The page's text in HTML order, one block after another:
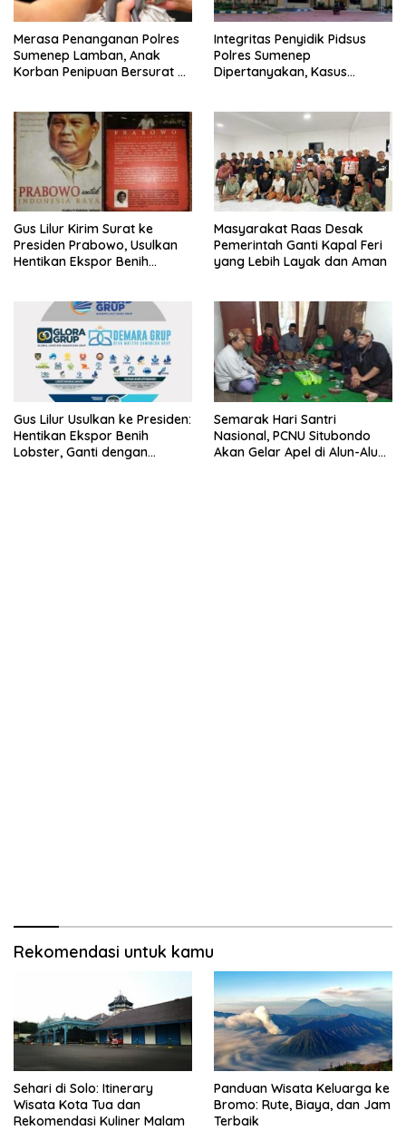
Merasa Penanganan Polres
Sumenep Lamban, Anak
Korban Penipuan Bersurat ke
Integritas Penyidik Pidsus
Polres Sumenep
Dipertanyakan, Kasus
Kepastian
Gus Lilur Kirim Surat ke
Presiden Prabowo, Usulkan
Hentikan Ekspor Benih
Masyarakat Raas Desak
Pemerintah Ganti Kapal Feri
yang Lebih Layak dan Aman
Gus Lilur Usulkan ke Presiden:
Hentikan Ekspor Benih
Lobster, Ganti dengan
Semarak Hari Santri
Nasional, PCNU Situbondo
Akan Gelar Apel di Alun-Alun
Rekomendasi untuk kamu
Sehari di Solo: Itinerary
Wisata Kota Tua dan
Rekomendasi Kuliner Malam
Panduan Wisata Keluarga ke
Bromo: Rute, Biaya, dan Jam
Terbaik